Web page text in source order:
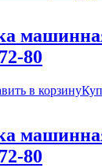
80
в корзину
80